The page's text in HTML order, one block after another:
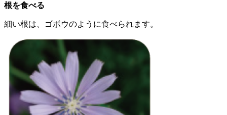
根を食べる
細い根は、ゴボウのように食べられます。